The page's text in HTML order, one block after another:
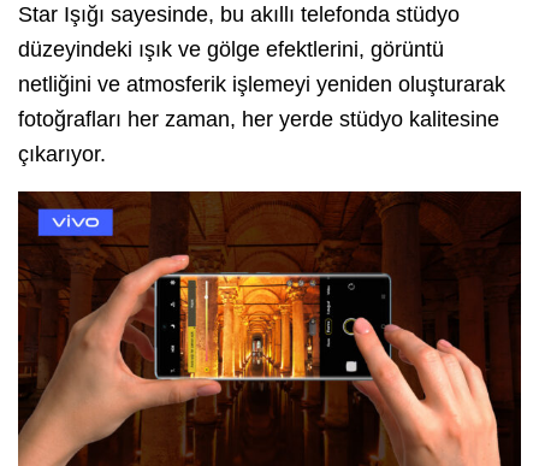
Star Işığı sayesinde, bu akıllı telefonda stüdyo
düzeyindeki ışık ve gölge efektlerini, görüntü
netliğini ve atmosferik işlemeyi yeniden oluşturarak
fotoğrafları her zaman, her yerde stüdyo kalitesine
çıkarıyor.